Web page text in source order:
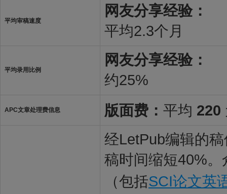
平均审稿速度
网友分享经验：
平均2.3个月
平均录用比例
网友分享经验：
约25%
APC文章处理费信息 版面费： 平均 220
经LetPub编辑的
稿时间缩短40%
（包括SCI论文英